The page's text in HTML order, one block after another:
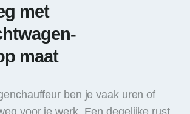
met
maat
ben je vaak uren of